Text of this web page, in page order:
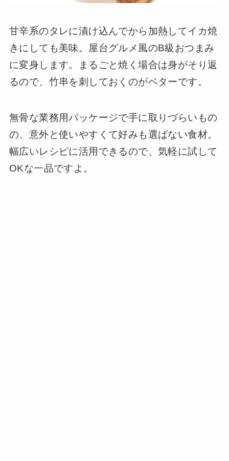
甘辛系のタレに漬け込んでから加熱してイカ焼
きにしても美味。屋台グルメ風のB級おつまみ
に変身します。まるごと焼く場合は身がそり返
るので、竹串を刺しておくのがベターです。
無骨な業務用パッケージで手に取りづらいもの
の、意外と使いやすくて好みも選ばない食材。
幅広いレシピに活用できるので、気軽に試して
OKな一品ですよ。